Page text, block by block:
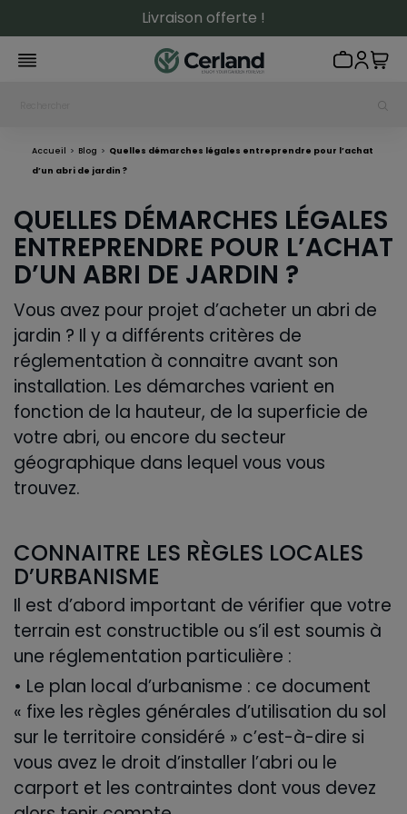
Livraison offerte !
Accueil Blog
Quelles démarches légales entreprendre pour l’achat
d’un abri de jardin ?
QUELLES DÉMARCHES LÉGALES
ENTREPRENDRE POUR L’ACHAT
D’UN ABRI DE JARDIN ?
Vous avez pour projet d’acheter un abri de
jardin ? Il y a différents critères de
réglementation à connaitre avant son
installation. Les démarches varient en
fonction de la hauteur, de la superficie de
votre abri, ou encore du secteur
géographique dans lequel vous vous
trouvez.
CONNAITRE LES RÈGLES LOCALES
D’URBANISME
Il est d’abord important de vérifier que votre
terrain est constructible ou s’il est soumis à
une réglementation particulière :
• Le plan local d’urbanisme : ce document
« fixe les règles générales d’utilisation du sol
sur le territoire considéré » c’est-à-dire si
vous avez le droit d’installer l’abri ou le
carport et les contraintes dont vous devez